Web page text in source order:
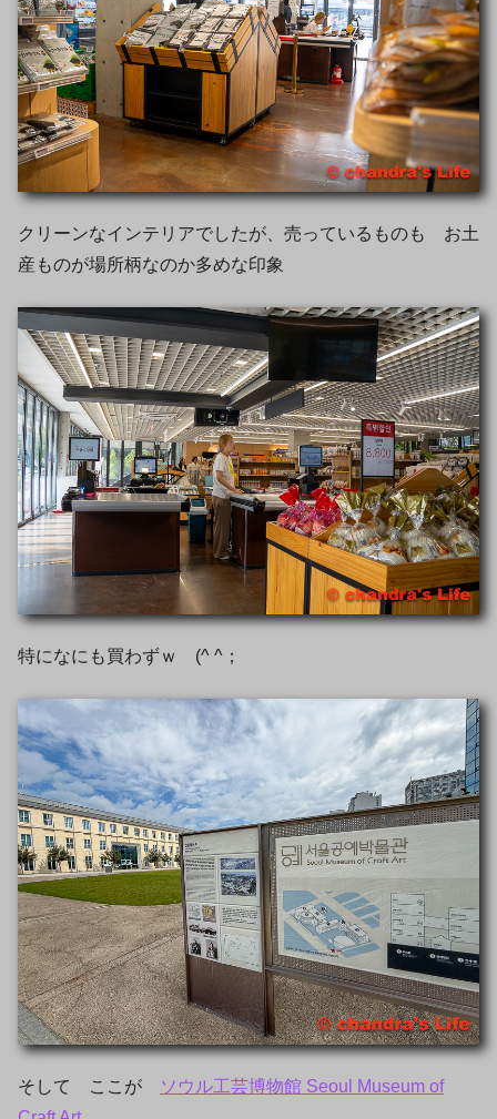
クリーンなインテリアでしたが、売っているものも お土
産ものが場所柄なのか多めな印象
特になにも買わずｗ (^ ^；
そして ここが
ソウル工芸博物館 Seoul Museum of